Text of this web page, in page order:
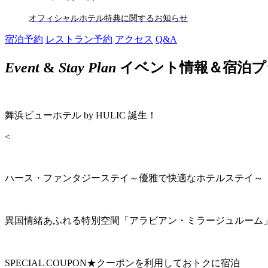
オフィシャルホテル特典に関するお知らせ
宿泊予約 レストラン予約 アクセス Q&A
Event& Stay Plan イベント情報＆宿泊
舞浜ビューホテル by HULIC 誕生！
<
ハース・ファンタジーステイ～優雅で快適なホテルステイ～
異国情緒あふれる特別空間「アラビアン・ミラージュルーム
SPECIAL COUPON★クーポンを利用しておトクに宿泊